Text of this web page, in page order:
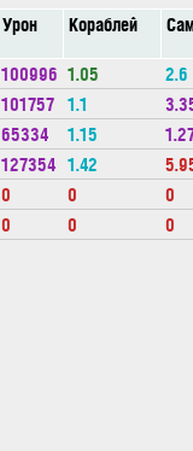
Урон Кораблей
100996 1.05
2.6
101757 1.1
65334 1.15
127354 1.42
0 0
0
0 0
0